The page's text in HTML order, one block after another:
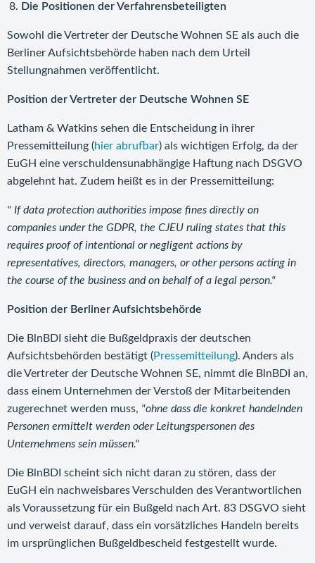
Die Positionen der Verfahrensbeteiligten
Sowohl die Vertreter der Deutsche Wohnen SE als auch die
Berliner Aufsichtsbehörde haben nach dem Urteil
Stellungnahmen veröffentlicht.
Position der Vertreter der Deutsche Wohnen SE
Latham & Watkins sehen die Entscheidung in ihrer
Pressemitteilung (hier abrufbar) als wichtigen Erfolg, da der
EuGH eine verschuldensunabhängige Haftung nach DSGVO
abgelehnt hat. Zudem heißt es in der Pressemitteilung:
" If data protection authorities impose fines directly on
companies under the GDPR, the CJEU ruling states that this
requires proof of intentional or negligent actions by
representatives, directors, managers, or other persons acting in
the course of the business and on behalf of a legal person."
Position der Berliner Aufsichtsbehörde
Die BlnBDI sieht die Bußgeldpraxis der deutschen
Aufsichtsbehörden bestätigt (Pressemitteilung). Anders als
die Vertreter der Deutsche Wohnen SE, nimmt die BlnBDI an,
dass einem Unternehmen der Verstoß der Mitarbeitenden
zugerechnet werden muss, "ohne dass die konkret handelnden
Personen ermittelt werden oder Leitungspersonen des
Unternehmens sein müssen."
Die BlnBDI scheint sich nicht daran zu stören, dass der
EuGH ein nachweisbares Verschulden des Verantwortlichen
als Voraussetzung für ein Bußgeld nach Art. 83 DSGVO sieht
und verweist darauf, dass ein vorsätzliches Handeln bereits
im ursprünglichen Bußgeldbescheid festgestellt wurde.